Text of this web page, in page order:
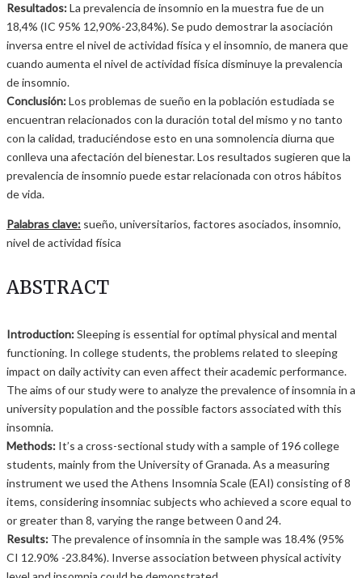
Resultados:La prevalencia de insomnio en la muestra fue de un
18,4% (IC 95% 12,90%-23,84%). Se pudo demostrar la asociación
inversa entre el nivel de actividad física y el insomnio, de manera que
cuando aumenta el nivel de actividad física disminuye la prevalencia
de insomnio.
Conclusión:Los problemas de sueño en la población estudiada se
encuentran relacionados con la duración total del mismo y no tanto
con la calidad, traduciéndose esto en una somnolencia diurna que
conlleva una afectación del bienestar. Los resultados sugieren que la
prevalencia de insomnio puede estar relacionada con otros hábitos
de vida.
Palabras clave: sueño, universitarios, factores asociados, insomnio,
nivel de actividad física
ABSTRACT
Introduction:Sleeping is essential for optimal physical and mental
functioning. In college students, the problems related to sleeping
impact on daily activity can even affect their academic performance.
The aims of our study were to analyze the prevalence of insomnia in a
university population and the possible factors associated with this
insomnia.
Methods: It’s a cross-sectional study with a sample of 196 college
students, mainly from the University of Granada. As a measuring
instrument we used the Athens Insomnia Scale (EAI) consisting of 8
items, considering insomniac subjects who achieved a score equal to
or greater than 8, varying the range between 0 and 24.
Results: The prevalence of insomnia in the sample was 18.4% (95%
CI 12.90% -23.84%). Inverse association between physical activity